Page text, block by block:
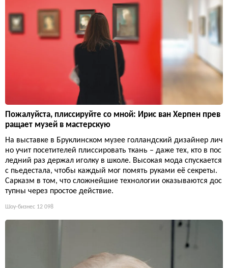
Пожалуйста, плиссируйте со мной: Ирис ван Херпен прев
ращает музей в мастерскую
На выставке в Бруклинском музее голландский дизайнер лич
но учит посетителей плиссировать ткань – даже тех, кто в пос
ледний раз держал иголку в школе. Высокая мода спускается
с пьедестала, чтобы каждый мог помять руками её секреты.
Сарказм в том, что сложнейшие технологии оказываются дос
тупны через простое действие.
Шоу-бизнес 12 098